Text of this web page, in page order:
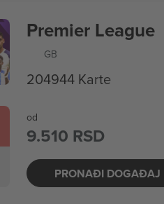
Premier League
GB
204944 Karte
od
9.510 RSD
PRONAĐI DOGAĐAJ